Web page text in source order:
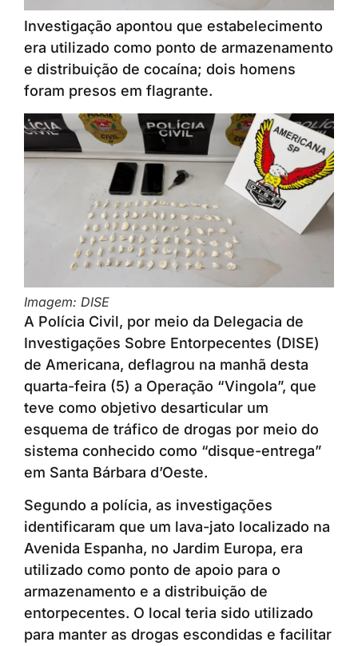
Investigação apontou que estabelecimento
era utilizado como ponto de armazenamento
e distribuição de cocaína; dois homens
foram presos em flagrante.
Imagem: DISE
A Polícia Civil, por meio da Delegacia de
Investigações Sobre Entorpecentes (DISE)
de Americana, deflagrou na manhã desta
quarta-feira (5) a Operação “Vingola”, que
teve como objetivo desarticular um
esquema de tráfico de drogas por meio do
sistema conhecido como “disque-entrega”
em Santa Bárbara d’Oeste.
Segundo a polícia, as investigações
identificaram que um lava-jato localizado na
Avenida Espanha, no Jardim Europa, era
utilizado como ponto de apoio para o
armazenamento e a distribuição de
entorpecentes. O local teria sido utilizado
para manter as drogas escondidas e facilitar